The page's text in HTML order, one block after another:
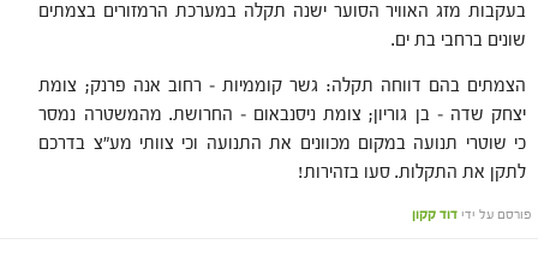
בעקבות מזג האוויר הסוער ישנה תקלה במערכת הרמזורים בצמתים
שונים ברחבי בת ים.
הצמתים בהם דווחה תקלה: גשר קוממיות – רחוב אנה פרנק; צומת
יצחק שדה – בן גוריון; צומת ניסנבאום – החרושת. מהמשטרה נמסר
כי שוטרי תנועה במקום מכוונים את התנועה וכי צוותי מע"צ בדרכם
לתקן את התקלות. סעו בזהירות!
פורסם על ידי דוד קקון